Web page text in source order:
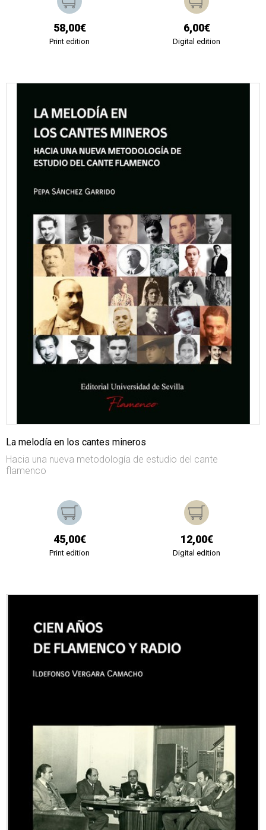
58,00€
Print edition
6,00€
Digital edition
La melodía en los cantes mineros
Hacia una nueva metodología de estudio del cante
flamenco
45,00€
Print edition
12,00€
Digital edition